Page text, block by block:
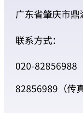
广东省肇庆市
联系方式：
020-82856988
82856989（传真